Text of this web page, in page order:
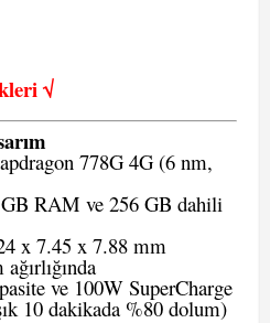
√
778G 4G (6 nm,
RAM ve 256 GB dahili
x 7.45 x 7.88 mm
ve 100W SuperCharge
10 dakikada %80 dolum)